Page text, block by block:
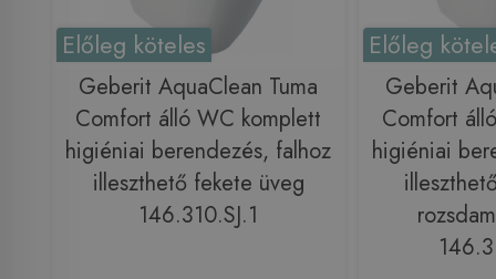
Előleg köteles
Geberit AquaClean Tuma
Comfort álló WC komplett
higiéniai berendezés, falhoz
illeszthető fekete üveg
146.310.SJ.1
Előleg
Geberit
Comfort
higiéniai